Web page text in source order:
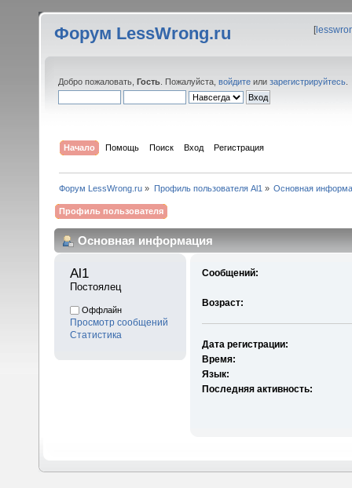
Форум LessWrong.ru [
Добро пожаловать, Гость . Пожалуйста, войдите или зарегистрируйтесь
Начало Помощь Поиск Вход Регистрация
Форум LessWrong.ru » Профиль пользователя Al1 » Основная
Профиль пользователя
Основная информация
Al1
Постоялец
Оффлайн
Просмотр сообщений
Статистика
Сообщений:
Возраст:
Дата регистрации:
Время:
Язык:
Последняя активность: